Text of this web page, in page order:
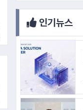
인기뉴스